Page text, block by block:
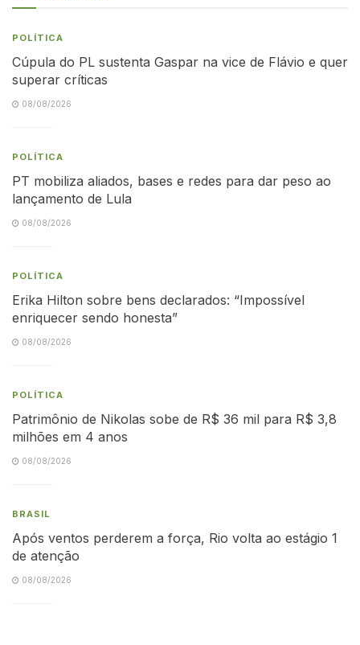
POLÍTICA
Cúpula do PL sustenta Gaspar na vice de Flávio e quer
superar críticas
08/08/2026
POLÍTICA
PT mobiliza aliados, bases e redes para dar peso ao
lançamento de Lula
08/08/2026
POLÍTICA
Erika Hilton sobre bens declarados: “Impossível
enriquecer sendo honesta”
08/08/2026
POLÍTICA
Patrimônio de Nikolas sobe de R$ 36 mil para R$ 3,8
milhões em 4 anos
08/08/2026
BRASIL
Após ventos perderem a força, Rio volta ao estágio 1
de atenção
08/08/2026